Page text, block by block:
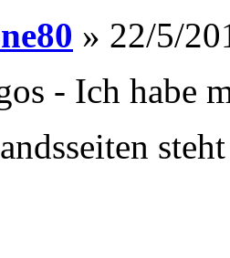
» 22/5/
- Ich habe